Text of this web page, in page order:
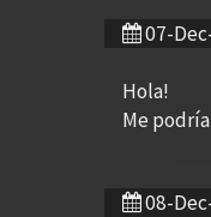
07-
Hola!
Me
08-